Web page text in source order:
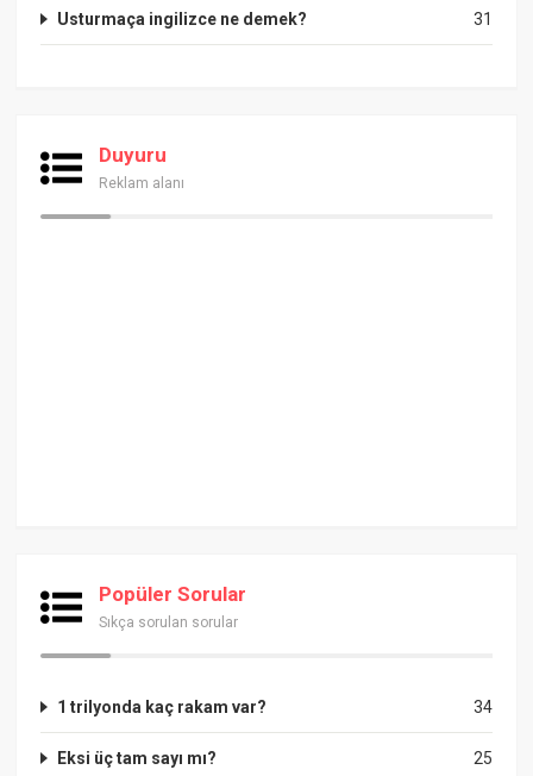
31
Usturmaça ingilizce ne demek?
Duyuru
Reklam alanı
Popüler Sorular
Sıkça sorulan sorular
34
1 trilyonda kaç rakam var?
25
Eksi üç tam sayı mı?